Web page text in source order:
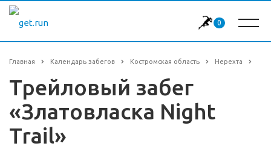
0
Главная Календарь забегов Костромская область Нерехта
Трейловый забег
«Златовласка Night
Trail»